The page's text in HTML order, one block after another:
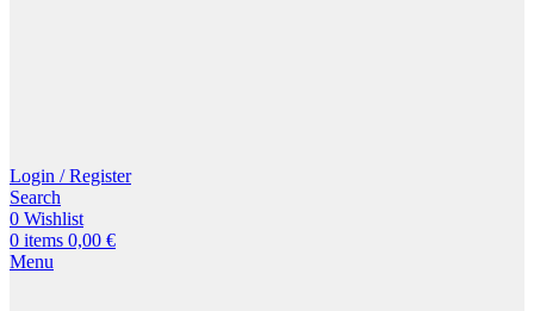
Login / Register
Search
0 Wishlist
0 items 0,00 €
Menu